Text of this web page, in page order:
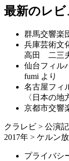
最新のレビ
群馬交響楽
兵庫芸術文
高田 二三
仙台フィル
fumi より
名古屋フィ
〈日本の地
京都市交響
クラレビ > 公演
2017年 > ケルン
プライバシ